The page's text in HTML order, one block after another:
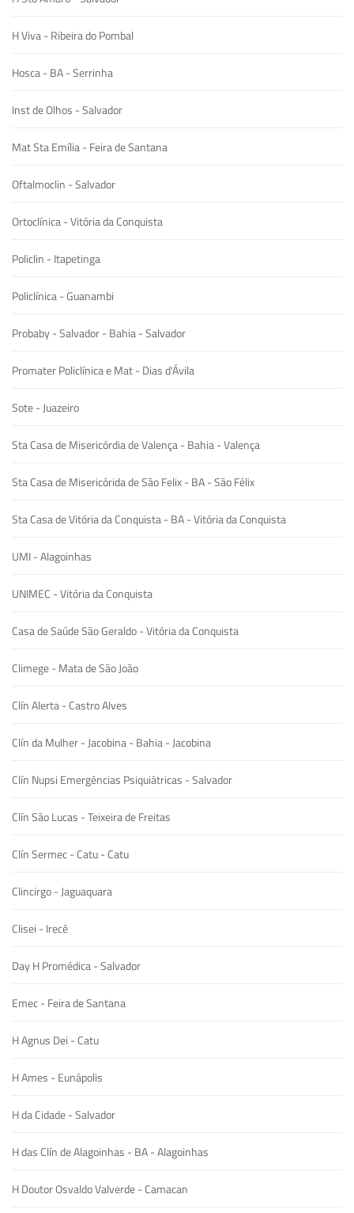
H Viva - Ribeira do Pombal
Hosca - BA - Serrinha
Inst de Olhos - Salvador
Mat Sta Emília - Feira de Santana
Oftalmoclin - Salvador
Ortoclínica - Vitória da Conquista
Policlin - Itapetinga
Policlínica - Guanambi
Probaby - Salvador - Bahia - Salvador
Promater Policlínica e Mat - Dias d'Ávila
Sote - Juazeiro
Sta Casa de Misericórdia de Valença - Bahia - Valença
Sta Casa de Misericórida de São Felix - BA - São Félix
Sta Casa de Vitória da Conquista - BA - Vitória da Conquista
UMI - Alagoinhas
UNIMEC - Vitória da Conquista
Casa de Saúde São Geraldo - Vitória da Conquista
Climege - Mata de São João
Clín Alerta - Castro Alves
Clín da Mulher - Jacobina - Bahia - Jacobina
Clín Nupsi Emergências Psiquiátricas - Salvador
Clín São Lucas - Teixeira de Freitas
Clín Sermec - Catu - Catu
Clincirgo - Jaguaquara
Clisei - Irecê
Day H Promédica - Salvador
Emec - Feira de Santana
H Agnus Dei - Catu
H Ames - Eunápolis
H da Cidade - Salvador
H das Clín de Alagoinhas - BA - Alagoinhas
H Doutor Osvaldo Valverde - Camacan